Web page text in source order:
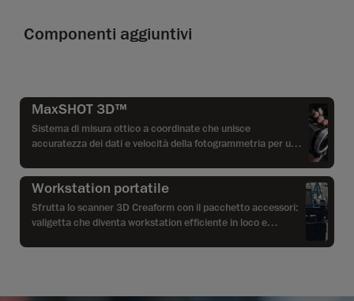
Componenti aggiuntivi
MaxSHOT 3D™
Sistema di misura ottico a coordinate che unisce
accuratezza dei dati e velocità della fotogrammetria per una
di grandi dimensioni.
Workstation portatile
Sfrutta lo scanner 3D Creaform con il pacchetto accessori:
valigetta che diventa workstation efficiente in loco e